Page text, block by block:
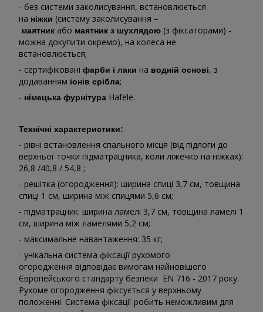
- без системи заколисування, встановлюється
на ніжки (систему заколисування –
маятник або маятник з шухлядою (з фіксаторами) -
можна докупити окремо), на колеса не
встановлюється;
- сертифіковані фарби і лаки на водній основі, з
додаванням іонів срібла;
- німецька фурнітура Hafele.
Технічні характеристики:
- рівні встановлення спального місця (від підлоги до
верхньої точки підматрацника, коли ліжечко на ніжках):
26,8 /40,8 / 54,8 ;
- решітка (огородження): ширина спиці 3,7 см, товщина
спиці 1 см, ширина між спицями 5,6 см;
- підматрацник: ширина ламелі 3,7 см, товщина ламелі 1
см, ширина між ламелями 5,2 см;
- максимальне навантаження: 35 кг;
- унікальна система фіксації рухомого
огородження відповідає вимогам найновішого
Європейського стандарту безпеки EN 716 - 2017 року.
Рухоме огородження фіксується у верхньому
положенні. Система фіксації робить неможливим для